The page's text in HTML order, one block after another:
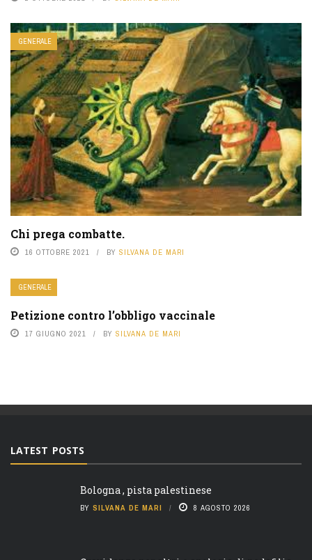
GENERALE
Chi prega combatte.
16 OTTOBRE 2021 BY SILVANA DE MARI
GENERALE
Petizione contro l’obbligo vaccinale
17 GIUGNO 2021 BY SILVANA DE MARI
LATEST POSTS
Bologna , pista palestinese
BY SILVANA DE MARI 8 AGOSTO 2026